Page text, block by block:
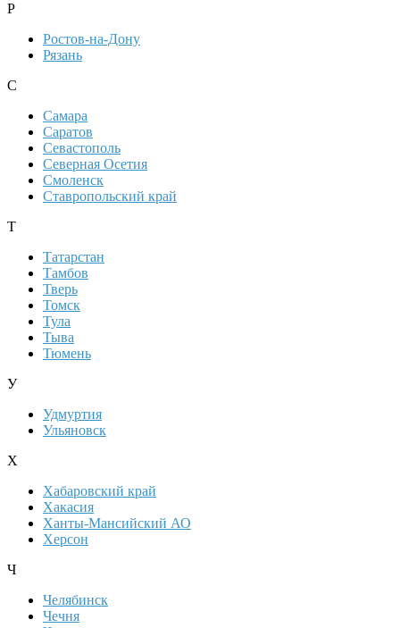
Р
Ростов-на-Дону
Рязань
С
Самара
Саратов
Севастополь
Северная Осетия
Смоленск
Ставропольский край
Т
Татарстан
Тамбов
Тверь
Томск
Тула
Тыва
Тюмень
У
Удмуртия
Ульяновск
Х
Хабаровский край
Хакасия
Ханты-Мансийский АО
Херсон
Ч
Челябинск
Чечня